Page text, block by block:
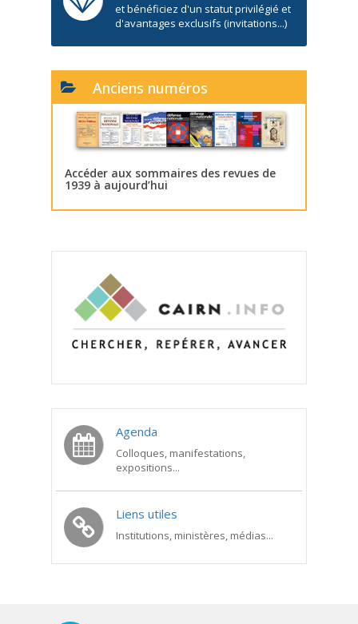
et bénéficiez d'un statut privilégié et
d'avantages exclusifs (invitations...)
Anciens numéros
Accéder aux sommaires des revues de
1939 à aujourd’hui
Agenda
Colloques, manifestations,
expositions...
Liens utiles
Institutions, ministères, médias...